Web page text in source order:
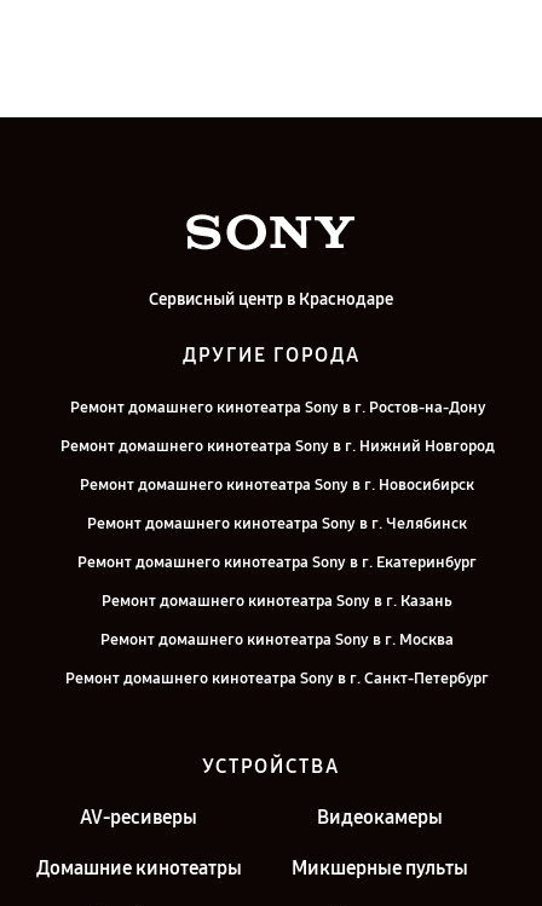
Сервисный центр в Краснодаре
ДРУГИЕ ГОРОДА
Ремонт домашнего кинотеатра Sony в г. Ростов-на-Дону
Ремонт домашнего кинотеатра Sony в г. Нижний Новгород
Ремонт домашнего кинотеатра Sony в г. Новосибирск
Ремонт домашнего кинотеатра Sony в г. Челябинск
Ремонт домашнего кинотеатра Sony в г. Екатеринбург
Ремонт домашнего кинотеатра Sony в г. Казань
Ремонт домашнего кинотеатра Sony в г. Москва
Ремонт домашнего кинотеатра Sony в г. Санкт-Петербург
УСТРОЙСТВА
AV-ресиверы Видеокамеры
Домашние кинотеатры Микшерные пульты